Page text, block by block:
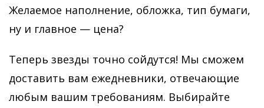
Желаемое наполнение, обложка, тип бумаги,
ну и главное — цена?
Теперь звезды точно сойдутся! Мы сможем
доставить вам ежедневники, отвечающие
любым вашим требованиям. Выбирайте